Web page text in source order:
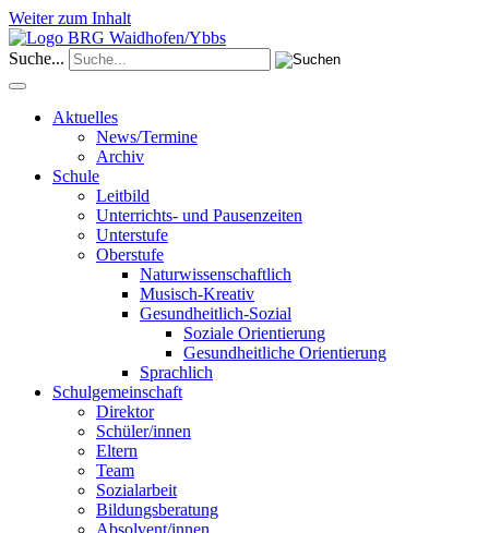
Weiter zum Inhalt
Suche...
Aktuelles
News/Termine
Archiv
Schule
Leitbild
Unterrichts- und Pausenzeiten
Unterstufe
Oberstufe
Naturwissenschaftlich
Musisch-Kreativ
Gesundheitlich-Sozial
Soziale Orientierung
Gesundheitliche Orientierung
Sprachlich
Schulgemeinschaft
Direktor
Schüler/innen
Eltern
Team
Sozialarbeit
Bildungsberatung
Absolvent/innen